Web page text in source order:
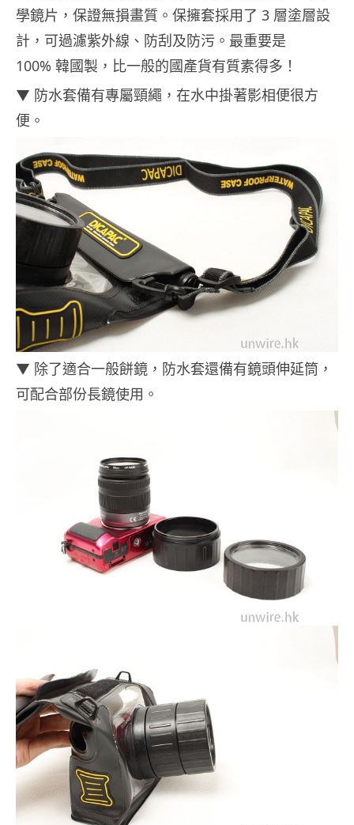
學鏡片，保證無損畫質。保擁套採用了 3 層塗層設
計，可過濾紫外線、防刮及防污。最重要是
100% 韓國製，比一般的國產貨有質素得多！
▼ 防水套備有專屬頸繩，在水中掛著影相便很方
便。
▼ 除了適合一般餅鏡，防水套還備有鏡頭伸延筒，
可配合部份長鏡使用。